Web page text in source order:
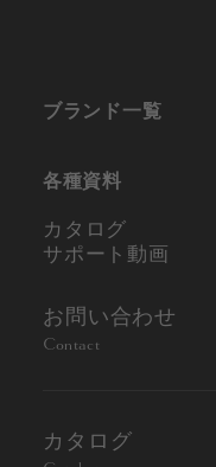
ブランド一覧
各種資料
カタログ
サポート動画
お問い合わせ
Contact
カタログ